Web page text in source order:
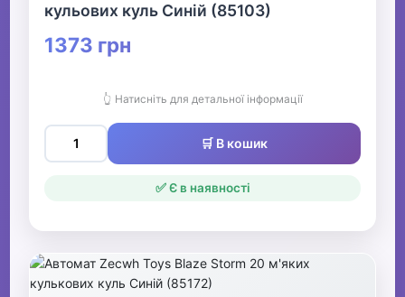
кульових куль Синій (85103)
1373 грн
👆 Натисніть для детальної інформації
🛒 В кошик
✅ Є в наявності